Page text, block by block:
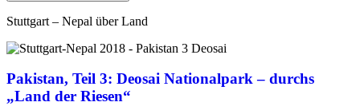
Stuttgart – Nepal über Land
Pakistan, Teil 3: Deosai Nationalpark – durchs
„Land der Riesen“